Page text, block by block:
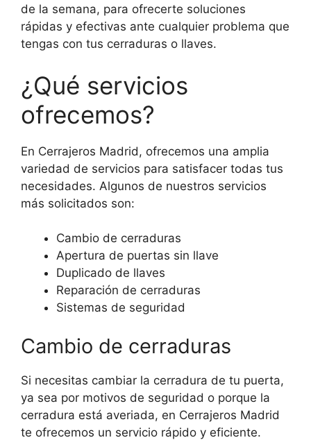
de la semana, para ofrecerte soluciones
rápidas y efectivas ante cualquier problema que
tengas con tus cerraduras o llaves.
¿Qué servicios
ofrecemos?
En Cerrajeros Madrid, ofrecemos una amplia
variedad de servicios para satisfacer todas tus
necesidades. Algunos de nuestros servicios
más solicitados son:
Cambio de cerraduras
Apertura de puertas sin llave
Duplicado de llaves
Reparación de cerraduras
Sistemas de seguridad
Cambio de cerraduras
Si necesitas cambiar la cerradura de tu puerta,
ya sea por motivos de seguridad o porque la
cerradura está averiada, en Cerrajeros Madrid
te ofrecemos un servicio rápido y eficiente.